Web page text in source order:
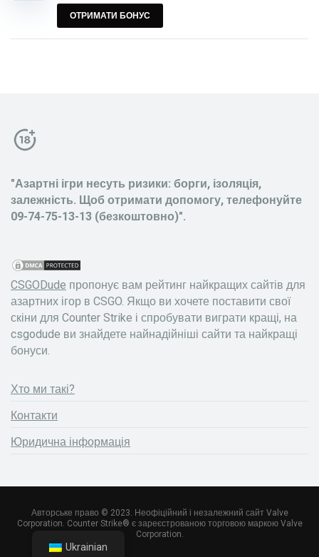
ОТРИМАТИ БОНУС
"Азартні ігри несуть ризики: борги, ізоляція,
залежність. Щоб отримати допомогу, телефонуйте
09-74-75-13-13 (безкоштовно)".
CSGODude пропонує вам рейтинг найкращих сайтів для
азартних ігор в CSGO. Якщо ви хочете поставити свої
скіни для Counter Strike і спробувати виграти кращі, на
csgodude ви знайдете найнадійніші сайти та найкращі
бонуси.
Хто ми такі?
Контакти
Юридична інформація
Авторське право © 2023. Неофіційний і незалежний сайт Valve
Corporation. Counter Strike® є зареєстрованою торговою маркою Valve
Corporation.
Ukrainian